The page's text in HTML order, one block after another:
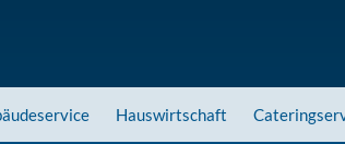
Hauswirtschaft